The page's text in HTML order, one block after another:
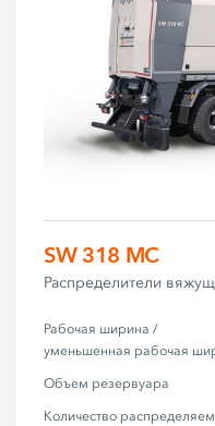
SW 318 MC
Распределители
Рабочая ширина /
уменьшенная рабочая
Объем резервуара
Количество